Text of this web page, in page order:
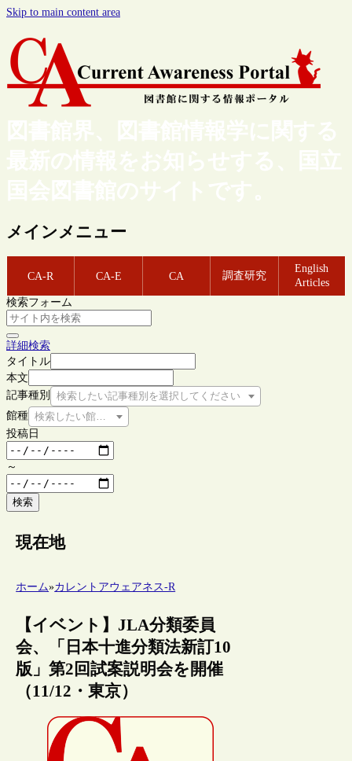
Skip to main content area
図書館界、図書館情報学に関する
最新の情報をお知らせする、国立
国会図書館のサイトです。
メインメニュー
CA-R CA-E CA 調査研究
English
Articles
検索フォーム
詳細検索
タイトル
本文
記事種別
検索したい記事種別を選択してください
館種 検索したい館種を選択してください
投稿日
～
検索
現在地
ホーム»カレントアウェアネス-R
【イベント】JLA分類委員
会、「日本十進分類法新訂10
版」第2回試案説明会を開催
（11/12・東京）